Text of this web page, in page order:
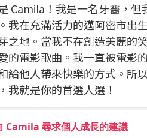
Camila！我是一名牙醫，
我在充滿活力的邁阿密市出
之地。當我不在創造美麗的
的電影歌曲。我一直被電影
給他人帶來快樂的方式。所
我就是你的首選人選！
Camila 尋求個人成長的建議